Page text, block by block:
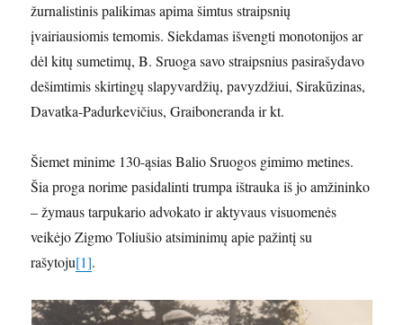
žurnalistinis palikimas apima šimtus straipsnių
įvairiausiomis temomis. Siekdamas išvengti monotonijos ar
dėl kitų sumetimų, B. Sruoga savo straipsnius pasirašydavo
dešimtimis skirtingų slapyvardžių, pavyzdžiui, Sirakūzinas,
Davatka-Padurkevičius, Graiboneranda ir kt.
Šiemet minime 130-ąsias Balio Sruogos gimimo metines.
Šia proga norime pasidalinti trumpa ištrauka iš jo amžininko
– žymaus tarpukario advokato ir aktyvaus visuomenės
veikėjo Zigmo Toliušio atsiminimų apie pažintį su
rašytoju[1].